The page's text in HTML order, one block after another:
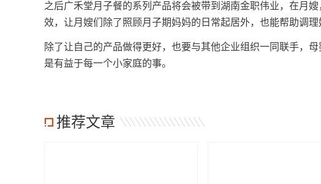
之后广禾堂月子餐的系列产品将会被带到湖南金职伟业，在月
效，让月嫂们除了照顾月子期妈妈的日常起居外，也能帮助调理
除了让自己的产品做得更好，也要与其他企业组织一同联手，
是有益于每一个小家庭的事。
推荐文章